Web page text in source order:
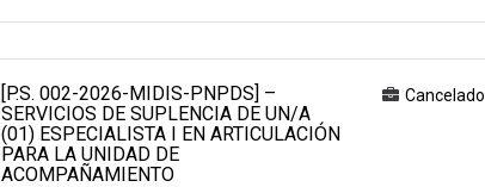
[P.S. 002-2026-MIDIS-PNPDS] –
SERVICIOS DE SUPLENCIA DE UN/A
(01) ESPECIALISTA I EN ARTICULACIÓN
PARA LA UNIDAD DE
ACOMPAÑAMIENTO
Cancelado